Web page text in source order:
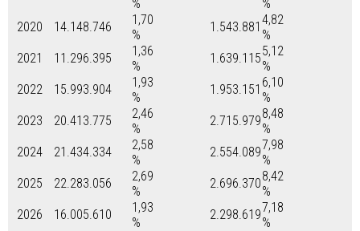
%
%
2020
14.148.746
1,70
%
1.543.881 4,82
%
2021
11.296.395
1,36
%
1.639.1155,12
%
2022
15.993.904
1,93
%
1.953.151 6,10
%
2023
20.413.775
2,46
%
2.715.9798,48
%
2024
21.434.334
2,58
%
2.554.0897,98
%
2025
22.283.056
2,69
%
2.696.3708,42
%
2026
16.005.610
1,93
%
2.298.6197,18
%